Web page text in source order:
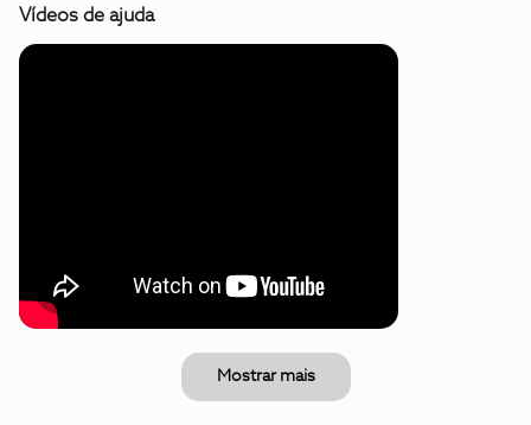
Vídeos de ajuda
Mostrar mais